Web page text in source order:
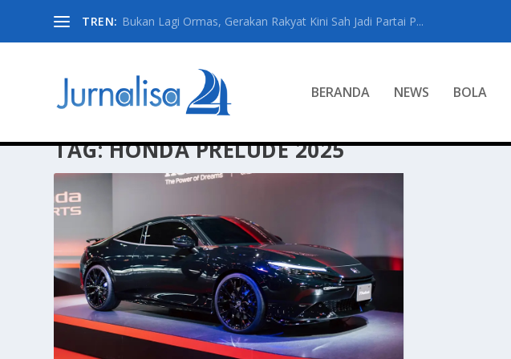
TREN: Bukan Lagi Ormas, Gerakan Rakyat Kini Sah Jadi Partai P...
BERANDA NEWS BOLA
TAG:HONDA PRELUDE 2025